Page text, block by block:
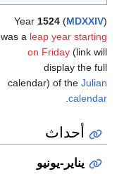
Year 1524 (MDXXIV)
was a leap year starting
on Friday (link will
display the full
calendar) of the Julian
calendar
أحداث
يناير-يونيو